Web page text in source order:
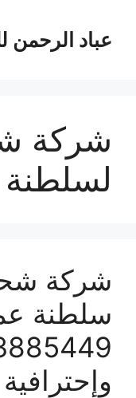
المحتوىعباد الرحمن
شركة
شركة
سلطنة